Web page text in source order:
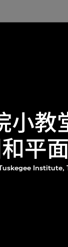
小教
平
Institute,